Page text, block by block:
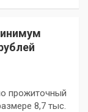
прожиточный
8,7 тыс.